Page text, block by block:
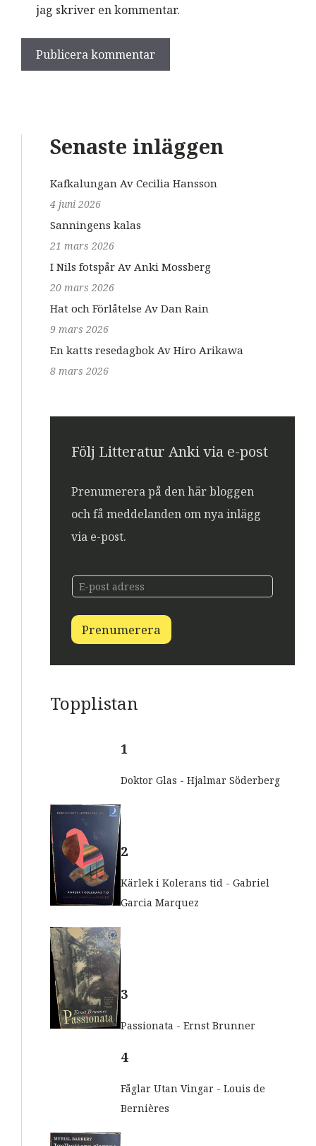
jag skriver en kommentar.
Senaste inläggen
Kafkalungan Av Cecilia Hansson
4 juni 2026
Sanningens kalas
21 mars 2026
I Nils fotspår Av Anki Mossberg
20 mars 2026
Hat och Förlåtelse Av Dan Rain
9 mars 2026
En katts resedagbok Av Hiro Arikawa
8 mars 2026
Följ Litteratur Anki via e-post
Prenumerera på den här bloggen
och få meddelanden om nya inlägg
via e-post.
p
o
s
t
-
s
t
E
-
o
s
t
Prenumerera
Topplistan
1
Doktor Glas - Hjalmar Söderberg
2
Kärlek i Kolerans tid - Gabriel
Garcia Marquez
3
Passionata - Ernst Brunner
4
Fåglar Utan Vingar - Louis de
Bernières